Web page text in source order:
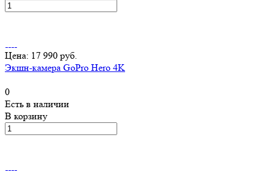
Цена: 17 990 руб.
Экшн-камера GoPro Hero 4K
0
Есть в наличии
В корзину